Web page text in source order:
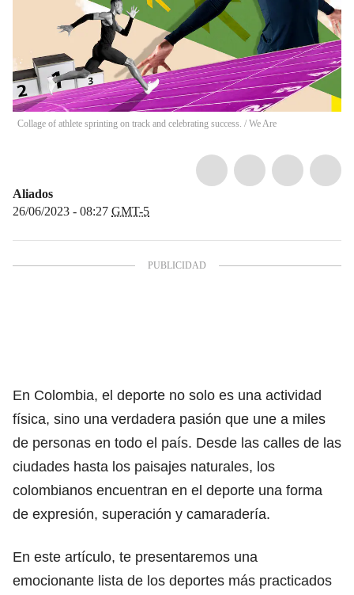
Collage of athlete sprinting on track and celebrating success. / We Are
Aliados
26/06/2023 - 08:27 GMT-5
En Colombia, el deporte no solo es una actividad
física, sino una verdadera pasión que une a miles
de personas en todo el país. Desde las calles de las
ciudades hasta los paisajes naturales, los
colombianos encuentran en el deporte una forma
de expresión, superación y camaradería.
En este artículo, te presentaremos una
emocionante lista de los deportes más practicados